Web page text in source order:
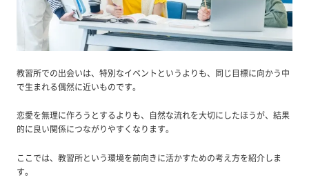
教習所での出会いは、特別なイベントというよりも、同じ目標に向かう中
で生まれる偶然に近いものです。
恋愛を無理に作ろうとするよりも、自然な流れを大切にしたほうが、結果
的に良い関係につながりやすくなります。
ここでは、教習所という環境を前向きに活かすための考え方を紹介しま
す。